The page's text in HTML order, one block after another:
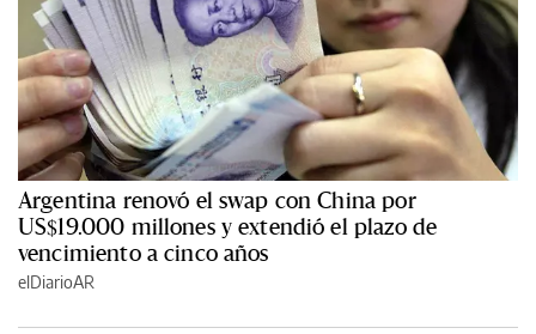
Argentina renovó el swap con China por
US$19.000 millones y extendió el plazo de
vencimiento a cinco años
elDiarioAR